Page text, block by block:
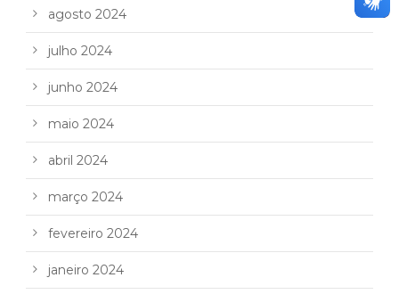
agosto 2024
julho 2024
junho 2024
maio 2024
abril 2024
março 2024
fevereiro 2024
janeiro 2024